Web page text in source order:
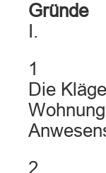
Gründe
I.
1
Die
2